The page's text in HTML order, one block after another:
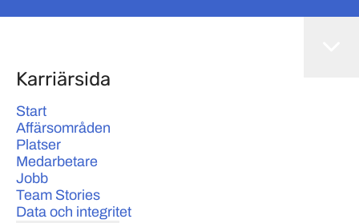
Karriärsida
Start
Affärsområden
Platser
Medarbetare
Jobb
Team Stories
Data och integritet